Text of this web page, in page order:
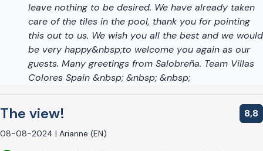
La villa a été enregistrée auprès de la Registro de Turismo de
Andalucía (Registre du Tourisme d'Andalousie) sous le
numéro RTA : VUT/GR/00839. Le numéro NRA
est :
leave nothing to be desired. We have already taken
care of the tiles in the pool, thank you for pointing
this out to us. We wish you all the best and we would
be very happy&nbsp;to welcome you again as our
guests. Many greetings from Salobreña. Team Villas
Colores Spain &nbsp; &nbsp; &nbsp;
The view!
08-08-2024 | Arianne (EN)
8,8